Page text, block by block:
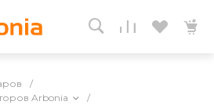
/
Arbonia
/